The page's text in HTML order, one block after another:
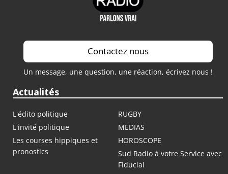
Contactez nous
Un message, une question, une réaction, écrivez nous !
Actualités
L'édito politique
RUGBY
L'invité politique
MEDIAS
Les courses hippiques et
pronostics
HOROSCOPE
Sud Radio à votre Service avec
Fiducial